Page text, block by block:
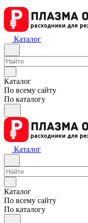
Каталог
Каталог
По всему сайту
По каталогу
Каталог
Каталог
По всему сайту
По каталогу